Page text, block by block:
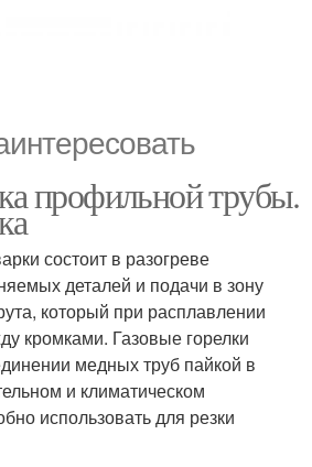
профильной трубы.
состоит в разогреве
деталей и подачи в зону
который при расплавлении
кромками. Газовые горелки
медных труб пайкой в
и климатическом
использовать для резки